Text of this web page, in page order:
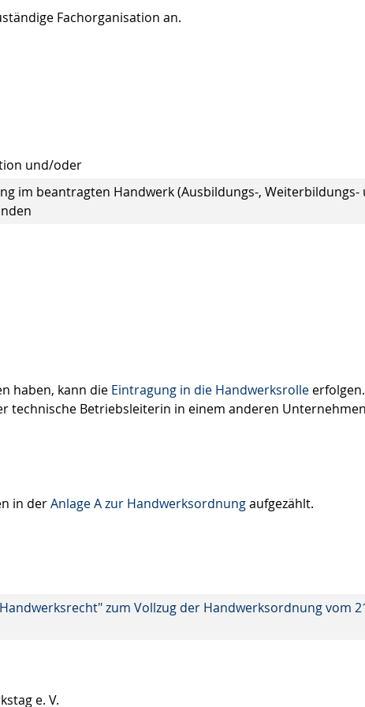
Fachorganisation an.
und/oder
im beantragten Handwerk (Ausbildungs-, Weiterbildungs-
haben, kann die Eintragung in die Handwerksrolle
technische Betriebsleiterin in einem anderen
in derAnlage A zur Handwerksordnungaufgezählt.
zum Vollzug der Handwerksordnung vom
e. V.